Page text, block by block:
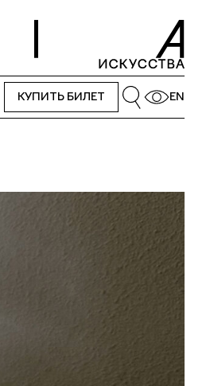
КУПИТЬ БИЛЕТ EN